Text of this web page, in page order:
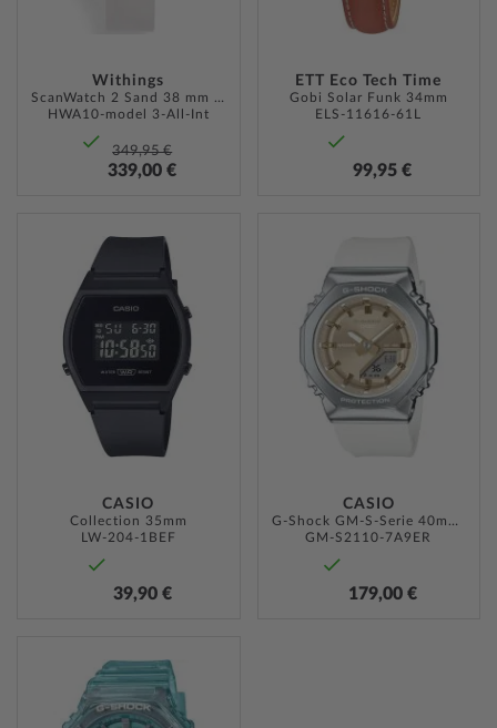
Withings
ScanWatch 2 Sand 38 mm 5ATM
HWA10-model 3-All-Int
349,95 €
339,00 €
ETT Eco Tech Time
Gobi Solar Funk 34mm
ELS-11616-61L
99,95 €
CASIO
Collection 35mm
LW-204-1BEF
39,90 €
HINZUFÜGEN
CASIO
G-Shock GM-S-Serie 40mm 20ATM
GM-S2110-7A9ER
179,00 €